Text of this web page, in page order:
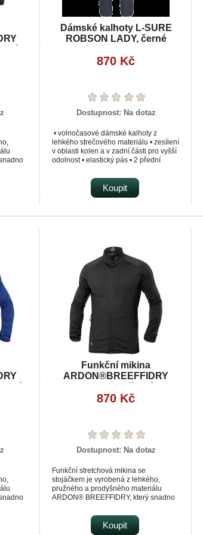
na
je
Dámské kalhoty L-SURE
ROBSON LADY, černé
870 Kč
Dostupnost: Na dotaz
• volnočasové dámské kalhoty z
lehkého strečového materiálu • zesílení
v oblasti kolen a v zadní části pro vyšší
odolnost • elastický pás • 2 přední
kapsa • možnost rozšíření spodní části
nohavic pomocí zipu
Koupit
na
Funkční mikina
ARDON®BREEFFIDRY
870 Kč
Dostupnost: Na dotaz
Funkční stretchová mikina se
stojáčkem je vyrobená z lehkého,
pružného a prodyšného materiálu
ARDON® BREEFFIDRY, který snadno
Vnitřní strana je počesaná, příjemná na
Koupit